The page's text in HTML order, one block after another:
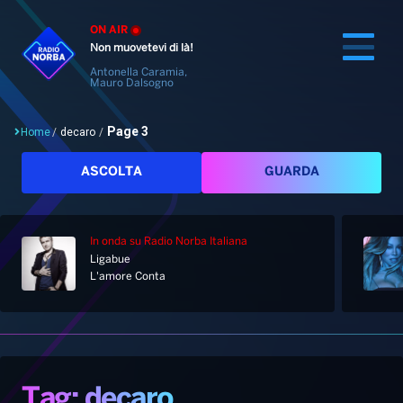
ON AIR
Non muovetevi di là!
Antonella Caramia,
Mauro Dalsogno
Home
Palinsesto
Notizie
Home/ decaro / Page 3
ASCOLTA GUARDA
In onda su Radio Norba Italiana
Ligabue
L'amore Conta